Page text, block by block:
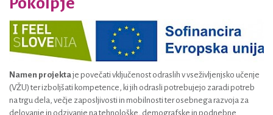
Namen projektaje povečati vključenost odraslih v vseživljenjsko učenje
(VŽU) ter izboljšati kompetence, ki jih odrasli potrebujejo zaradi potreb
na trgu dela, večje zaposljivosti in mobilnosti ter osebnega razvoja za
delovanje in odzivanje na tehnološke, demografske in podnebne